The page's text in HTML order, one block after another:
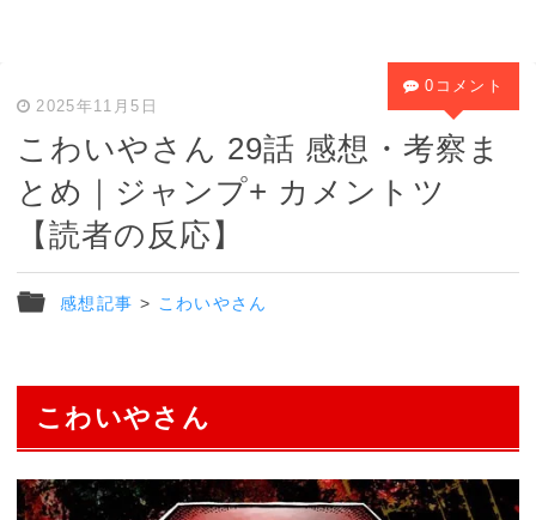
2025年11月5日
こわいやさん 29話 感想・考察ま
とめ｜ジャンプ+ カメントツ
【読者の反応】
感想記事 > こわいやさん
0コメント
こわいやさん